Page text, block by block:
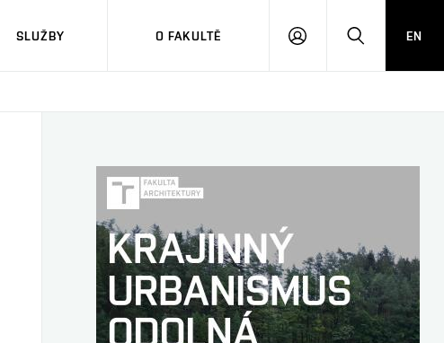
SLUŽBY O FAKULTĚ
PŘIHLÁSITHLEDAT
EN